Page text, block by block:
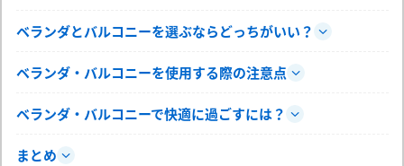
ベランダとバルコニーを選ぶならどっちがいい？
ベランダ・バルコニーを使用する際の注意点
ベランダ・バルコニーで快適に過ごすには？
まとめ